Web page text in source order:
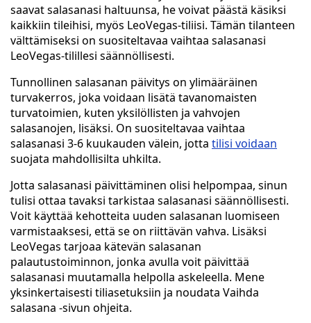
saavat salasanasi haltuunsa, he voivat päästä käsiksi
kaikkiin tileihisi, myös LeoVegas-tiliisi. Tämän tilanteen
välttämiseksi on suositeltavaa vaihtaa salasanasi
LeoVegas-tilillesi säännöllisesti.
Tunnollinen salasanan päivitys on ylimääräinen
turvakerros, joka voidaan lisätä tavanomaisten
turvatoimien, kuten yksilöllisten ja vahvojen
salasanojen, lisäksi. On suositeltavaa vaihtaa
salasanasi 3-6 kuukauden välein, jotta tilisi voidaan
suojata mahdollisilta uhkilta.
Jotta salasanasi päivittäminen olisi helpompaa, sinun
tulisi ottaa tavaksi tarkistaa salasanasi säännöllisesti.
Voit käyttää kehotteita uuden salasanan luomiseen
varmistaaksesi, että se on riittävän vahva. Lisäksi
LeoVegas tarjoaa kätevän salasanan
palautustoiminnon, jonka avulla voit päivittää
salasanasi muutamalla helpolla askeleella. Mene
yksinkertaisesti tiliasetuksiin ja noudata Vaihda
salasana -sivun ohjeita.